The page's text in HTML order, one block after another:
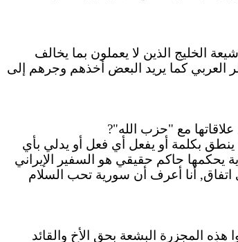
الخليج الذين لا يعملون بما يخالف
العربي كما يريد البعض أخذهم وجرهم إلى
مع "حزب الله"?
بكلمة أو يفعل أي فعل أو يدلي بأي
يحكمها حاكم حقيقي هو السفير الإيراني
أنا أعرف أن سورية تحب السلام
هذه المجزرة البشعة بحق الأخ والقائد